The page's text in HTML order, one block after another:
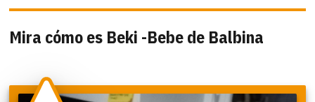
Mira cómo es Beki -Bebe de Balbina